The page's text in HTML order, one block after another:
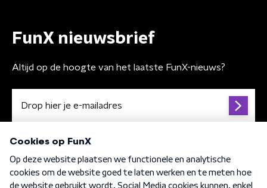
FunX nieuwsbrief
Altijd op de hoogte van het laatste FunX-nieuws?